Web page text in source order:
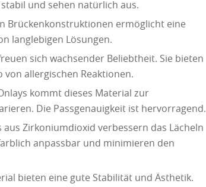
und sehen natürlich aus.
Brückenkonstruktionen ermöglicht eine
langlebigen Lösungen.
sich wachsender Beliebtheit. Sie bieten
allergischen Reaktionen.
kommt dieses Material zur
Die Passgenauigkeit ist hervorragend.
Zirkoniumdioxid verbessern das Lächeln
anpassbar und minimieren den
bieten eine gute Stabilität und Ästhetik.